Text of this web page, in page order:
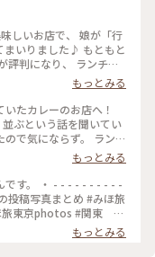
しいお店で、 娘が「行
まいりました♪ もともと
評判になり、 ランチタ
す。 20時間以上かけ
くてスパイスたっぷり
粉、化学調味料、人工
体にも優しいカレーで
ーを マンゴーラッシー
チーズがとろ〜り✨
キーマカレーや、 コリ
カレーなどなど💕 次
★山手線原宿駅
歩6分 ★総武線千駄ヶ
場駅より徒歩10分
チ #チーズキーマカレ
もっとみる
たカレーのお店へ！
ぶという話を聞いてい
で気にならず。 ランチ
でに並んでいたら入れる
マカレー（Sサイズ
少し辛めですが、私の
人は苦労してました😂）
！ これは行列ができ
まだ香りが残っててま
#カレー #キーマカレ
もっとみる
です。 ・ - - - - - - - - - -
photos #関東 #
#カレー #チーズカレ
がし - - - - - - - - - - - - - -
もっとみる